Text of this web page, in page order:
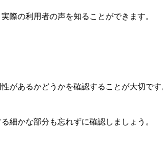
際の利用者の声を知ることができます。
があるかどうかを確認することが大切です
細かな部分も忘れずに確認しましょう。